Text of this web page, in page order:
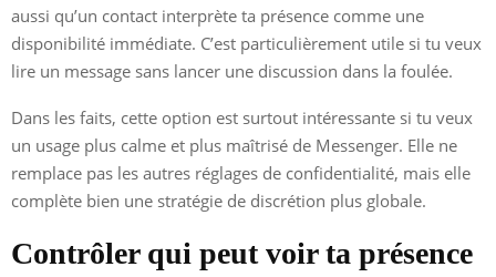
aussi qu’un contact interprète ta présence comme une
disponibilité immédiate. C’est particulièrement utile si tu veux
lire un message sans lancer une discussion dans la foulée.
Dans les faits, cette option est surtout intéressante si tu veux
un usage plus calme et plus maîtrisé de Messenger. Elle ne
remplace pas les autres réglages de confidentialité, mais elle
complète bien une stratégie de discrétion plus globale.
Contrôler qui peut voir ta présence